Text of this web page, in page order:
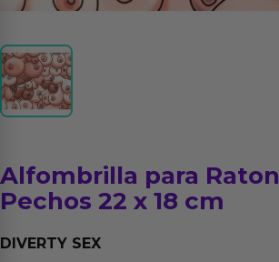
Alfombrilla para Raton
Pechos 22 x 18 cm
DIVERTY SEX